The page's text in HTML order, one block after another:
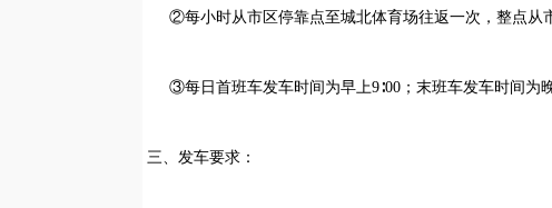
②每小时从市区停靠点至城北体育场往返一次，整点从
③每日首班车发车时间为早上9∶00；末班车发车时间为
三、发车要求：